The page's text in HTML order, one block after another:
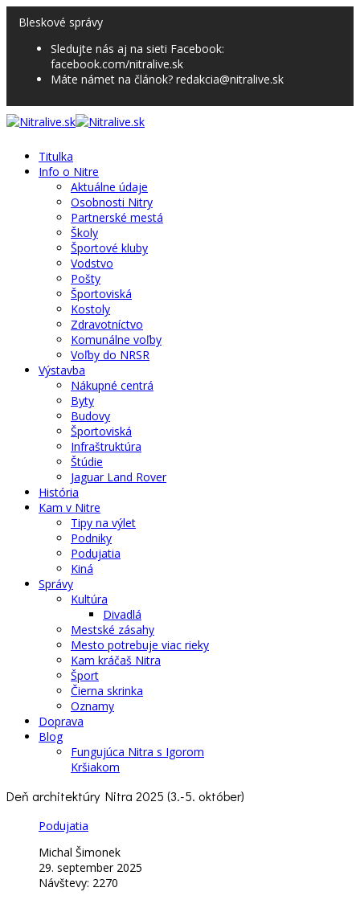
Bleskové správy
Sledujte nás aj na sieti Facebook:
facebook.com/nitralive.sk
Máte námet na článok? redakcia@nitralive.sk
Titulka
Info o Nitre
Aktuálne údaje
Osobnosti Nitry
Partnerské mestá
Školy
Športové kluby
Vodstvo
Pošty
Športoviská
Kostoly
Zdravotníctvo
Komunálne voľby
Voľby do NRSR
Výstavba
Nákupné centrá
Byty
Budovy
Športoviská
Infraštruktúra
Štúdie
Jaguar Land Rover
História
Kam v Nitre
Tipy na výlet
Podniky
Podujatia
Kiná
Správy
Kultúra
Divadlá
Mestské zásahy
Mesto potrebuje viac rieky
Kam kráčaš Nitra
Šport
Čierna skrinka
Oznamy
Doprava
Blog
Fungujúca Nitra s Igorom
Kršiakom
Deň architektúry Nitra 2025 (3.-5. október)
Podujatia
Michal Šimonek
29. september 2025
Návštevy: 2270